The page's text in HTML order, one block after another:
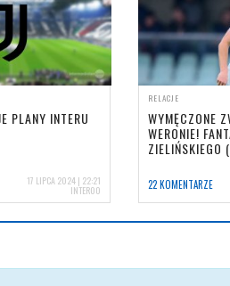
PLANY INTERU
17 LIPCA 2024 | 22:21
INTER00
RELACJE
WYMĘCZONE
WERONIE!
ZIELIŃSKIEGO
22 KOMENTARZE